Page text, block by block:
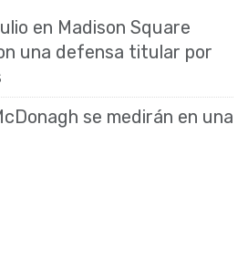
en Madison Square
una defensa titular por
se medirán en una